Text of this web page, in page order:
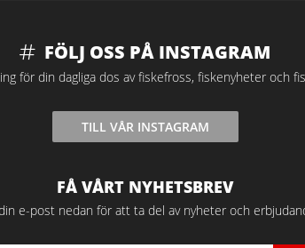
FÖLJ OSS PÅ INSTAGRAM
för din dagliga dos av fiskefross, fiskenyheter och
TILL VÅR INSTAGRAM
FÅ VÅRT NYHETSBREV
e-post nedan för att ta del av nyheter och